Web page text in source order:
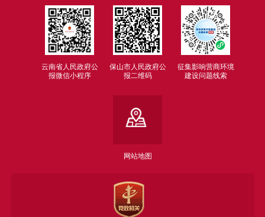
云南省人民政府公
报微信小程序
保山市人民政府公
报二维码
征集影响营商环境
建设问题线索
网站地图